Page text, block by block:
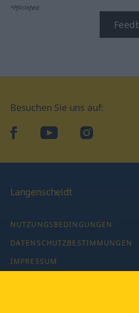
*Pflichtfeld
Besuchen Sie uns auf:
facebookYouTube Instagram
Langenscheidt
NUTZUNGSBEDINGUNGEN
DATENSCHUTZBESTIMMUNGEN
IMPRESSUM